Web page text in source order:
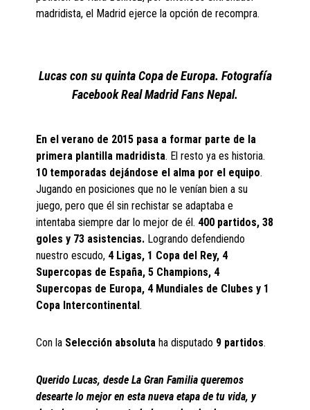
madridista, el Madrid ejerce la opción de recompra.
Lucas con su quinta Copa de Europa. Fotografía
Facebook Real Madrid Fans Nepal.
En el verano de 2015 pasa a formar parte de la
primera plantilla madridista. El resto ya es historia.
10 temporadas dejándose el alma por el equipo.
Jugando en posiciones que no le venían bien a su
juego, pero que él sin rechistar se adaptaba e
intentaba siempre dar lo mejor de él. 400 partidos, 38
goles y 73 asistencias. Logrando defendiendo
nuestro escudo, 4 Ligas, 1 Copa del Rey, 4
Supercopas de España, 5 Champions, 4
Supercopas de Europa, 4 Mundiales de Clubes y 1
Copa Intercontinental.
Con la Selección absoluta ha disputado 9 partidos.
Querido Lucas, desde La Gran Familia queremos
desearte lo mejor en esta nueva etapa de tu vida, y